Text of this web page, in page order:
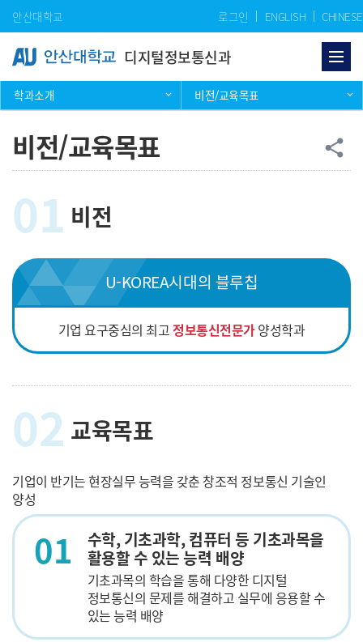
Skip Menu
안산대학교 로그인 ENGLISH CHINESE
디지털정보통신과
학과소개 비전/교육목표
비전/교육목표 공
share
01 비전
U-KOREA시대의 블루칩
기업 요구중심의 최고정보통신전문가양성학과
02 교육목표
기업이 반기는 현장실무 능력을 갖춘 창조적 정보통신 기술인
양성
01
수학, 기초과학, 컴퓨터 등 기초과목을
활용할 수 있는 능력 배양
기초과목의 학습을 통해 다양한 디지털
정보통신의 문제를 해결하고 실무에 응용할 수
있는 능력 배양